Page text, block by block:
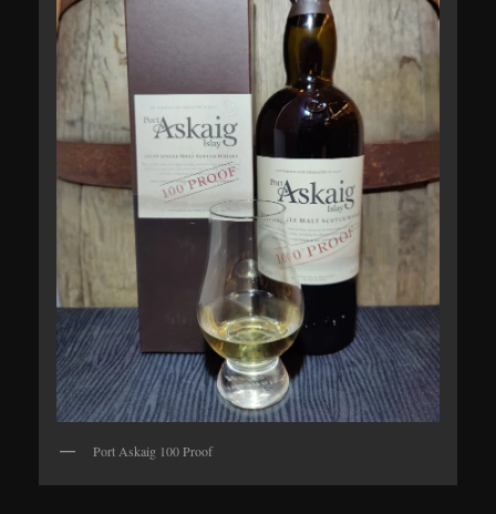
Port Askaig 100 Proof